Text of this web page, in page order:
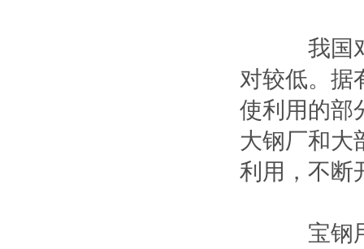
我国对
对较低。据
使利用的部
大钢厂和大
利用，不断
宝钢用